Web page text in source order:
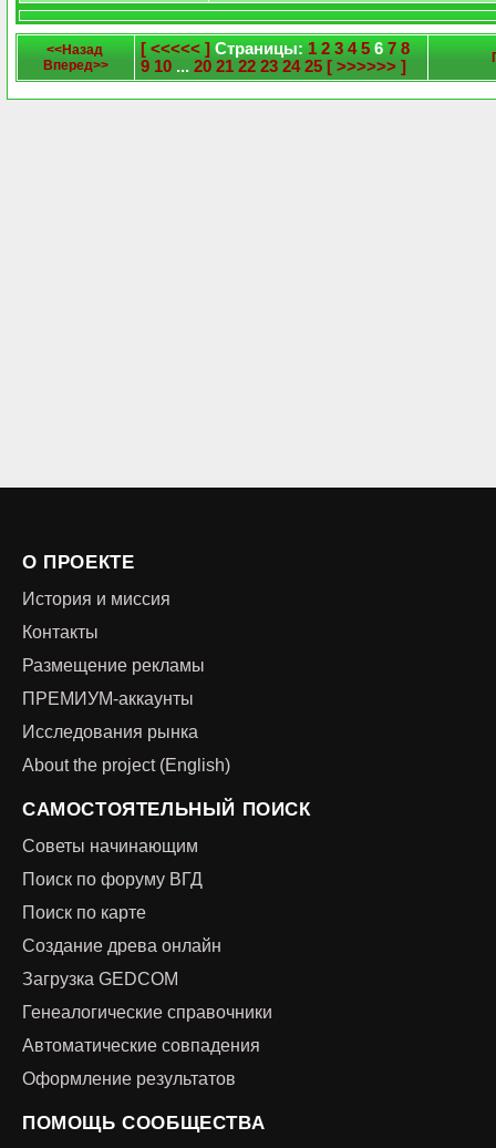
<<Назад
Вперед>>
[ <<<<< ] Страницы: 1 2 3 4 5 6 7 8
9 10 ... 20 21 22 23 24 25 [ >>>>>> ]
О ПРОЕКТЕ
История и миссия
Контакты
Размещение рекламы
ПРЕМИУМ-аккаунты
Исследования рынка
About the project (English)
САМОСТОЯТЕЛЬНЫЙ ПОИСК
Советы начинающим
Поиск по форуму ВГД
Поиск по карте
Создание древа онлайн
Загрузка GEDCOM
Генеалогические справочники
Автоматические совпадения
Оформление результатов
ПОМОЩЬ СООБЩЕСТВА